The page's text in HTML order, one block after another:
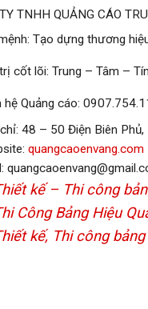
TNHH QUẢNG CÁO
Tạo dựng thương
cốt lõi: Trung – Tâm –
Quảng cáo:
48 – 50 Điện Biên Phủ,
quangcaoenvang.com
kế – Thi công
Công Bảng Hiệu
kế, Thi công